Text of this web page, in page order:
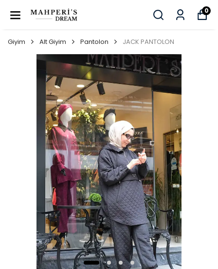
0
Giyim Alt Giyim Pantolon JACK PANTOLON